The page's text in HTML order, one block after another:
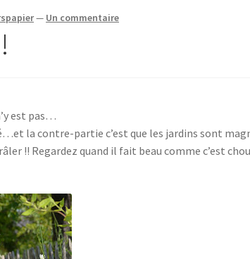
— Un commentaire
est pas…
la contre-partie c’est que les jardins sont
!! Regardez quand il fait beau comme c’est